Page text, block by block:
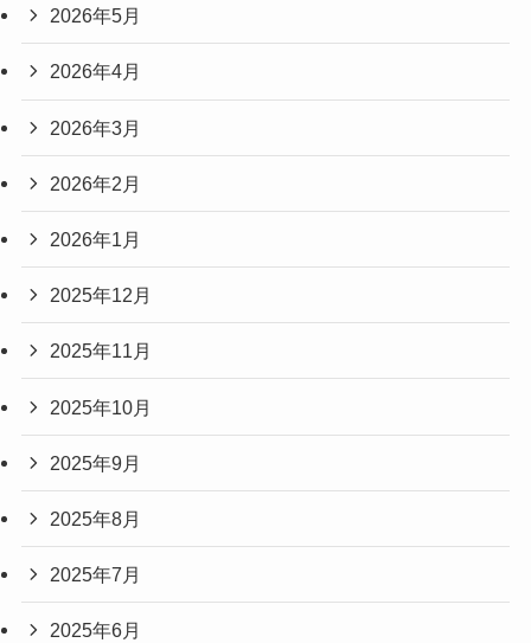
2026年5月
2026年4月
2026年3月
2026年2月
2026年1月
2025年12月
2025年11月
2025年10月
2025年9月
2025年8月
2025年7月
2025年6月